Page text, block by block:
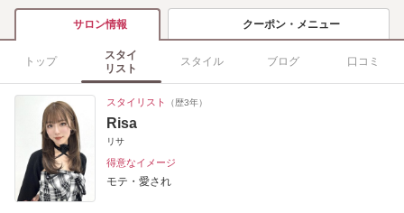
サロン情報 クーポン・メニュー
トップ
スタイ
リスト
スタイル ブログ 口コミ
スタイリスト （歴3年）
Risa
リサ
得意なイメージ
モテ・愛され